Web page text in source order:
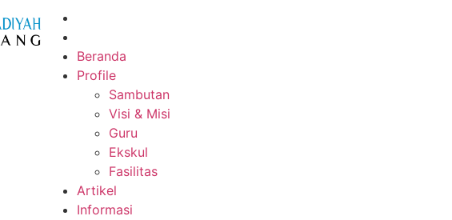
Beranda
Profile
Sambutan
Visi & Misi
Guru
Ekskul
Fasilitas
Artikel
Informasi